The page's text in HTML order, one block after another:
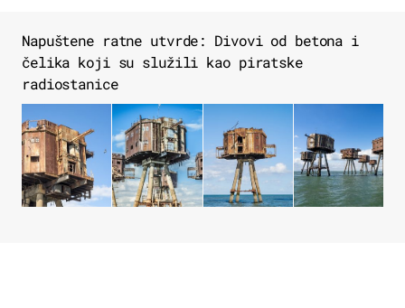
Napuštene ratne utvrde: Divovi od betona i
čelika koji su služili kao piratske
radiostanice